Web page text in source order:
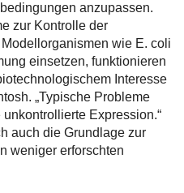
anzupassen.
zur Kontrolle der
wie E. coli
einsetzen, funktionieren
Interesse
„Typische Probleme
Expression.“
auch die Grundlage zur
weniger erforschten